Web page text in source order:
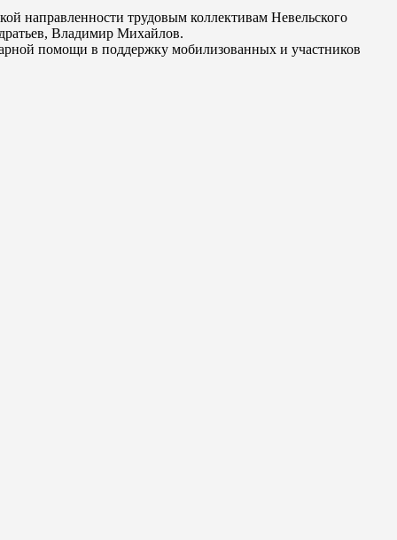
направленности трудовым коллективам Невельского
Владимир Михайлов.
помощи в поддержку мобилизованных и участников